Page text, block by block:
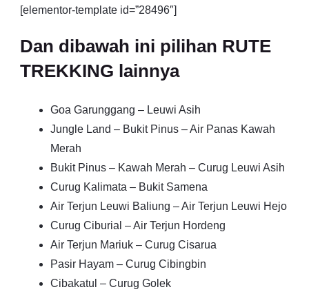
[elementor-template id=”28496″]
Dan dibawah ini pilihan RUTE
TREKKING lainnya
Goa Garunggang – Leuwi Asih
Jungle Land – Bukit Pinus – Air Panas Kawah
Merah
Bukit Pinus – Kawah Merah – Curug Leuwi Asih
Curug Kalimata – Bukit Samena
Air Terjun Leuwi Baliung – Air Terjun Leuwi Hejo
Curug Ciburial – Air Terjun Hordeng
Air Terjun Mariuk – Curug Cisarua
Pasir Hayam – Curug Cibingbin
Cibakatul – Curug Golek